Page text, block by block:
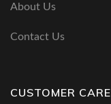
About Us
Contact Us
CUSTOMER CARE